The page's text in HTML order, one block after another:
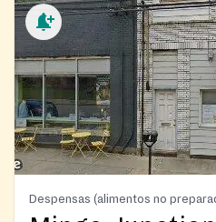
Despensas (alimentos no